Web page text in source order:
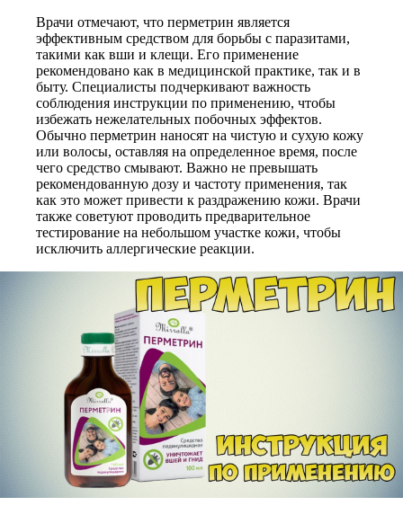
Врачи отмечают, что перметрин является
эффективным средством для борьбы с паразитами,
такими как вши и клещи. Его применение
рекомендовано как в медицинской практике, так и в
быту. Специалисты подчеркивают важность
соблюдения инструкции по применению, чтобы
избежать нежелательных побочных эффектов.
Обычно перметрин наносят на чистую и сухую кожу
или волосы, оставляя на определенное время, после
чего средство смывают. Важно не превышать
рекомендованную дозу и частоту применения, так
как это может привести к раздражению кожи. Врачи
также советуют проводить предварительное
тестирование на небольшом участке кожи, чтобы
исключить аллергические реакции.